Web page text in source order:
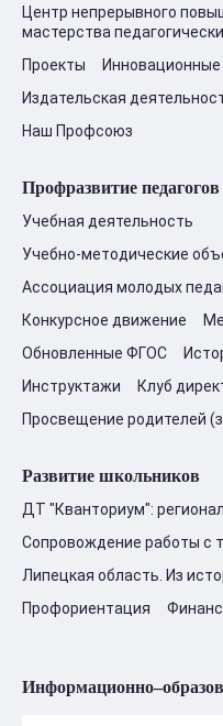
Центр непрерывного
мастерства
Проекты
Издательская
Наш Профсоюз
Профразвитие педагогов
Учебная деятельность
Учебно-методические
Ассоциация молодых
Конкурсное движение
Обновленные ФГОС
Инструктажи
Клуб
Просвещение родителей
Развитие школьников
ДТ "Кванториум":
Сопровождение работы с
Липецкая область. Из
Профориентация